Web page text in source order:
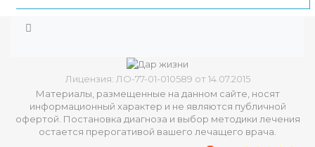
Лицензия: ЛО-77-01-010589 от 14.07.2015
Материалы, размещенные на данном сайте, носят
информационный характер и не являются публичной
офертой. Постановка диагноза и выбор методики лечения
остается прерогативой вашего лечащего врача.